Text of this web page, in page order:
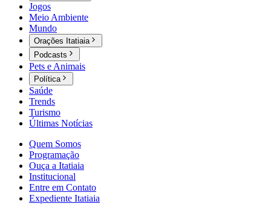
Jogos
Meio Ambiente
Mundo
Orações Itatiaia
Podcasts
Pets e Animais
Política
Saúde
Trends
Turismo
Últimas Notícias
Quem Somos
Programação
Ouça a Itatiaia
Institucional
Entre em Contato
Expediente Itatiaia